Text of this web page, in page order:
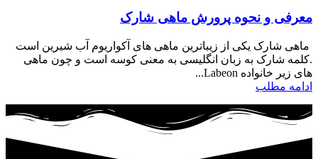
معرفی و نحوه پرورش ماهی شارک
ماهی شارک یکی از زیباترین ماهی های آکواریوم آب شیرین است
.کلمه شارک به زبان انگلیسی به معنی کوسه است و چون ماهی
های زیر خانواده Labeon...
ادامه مطلب